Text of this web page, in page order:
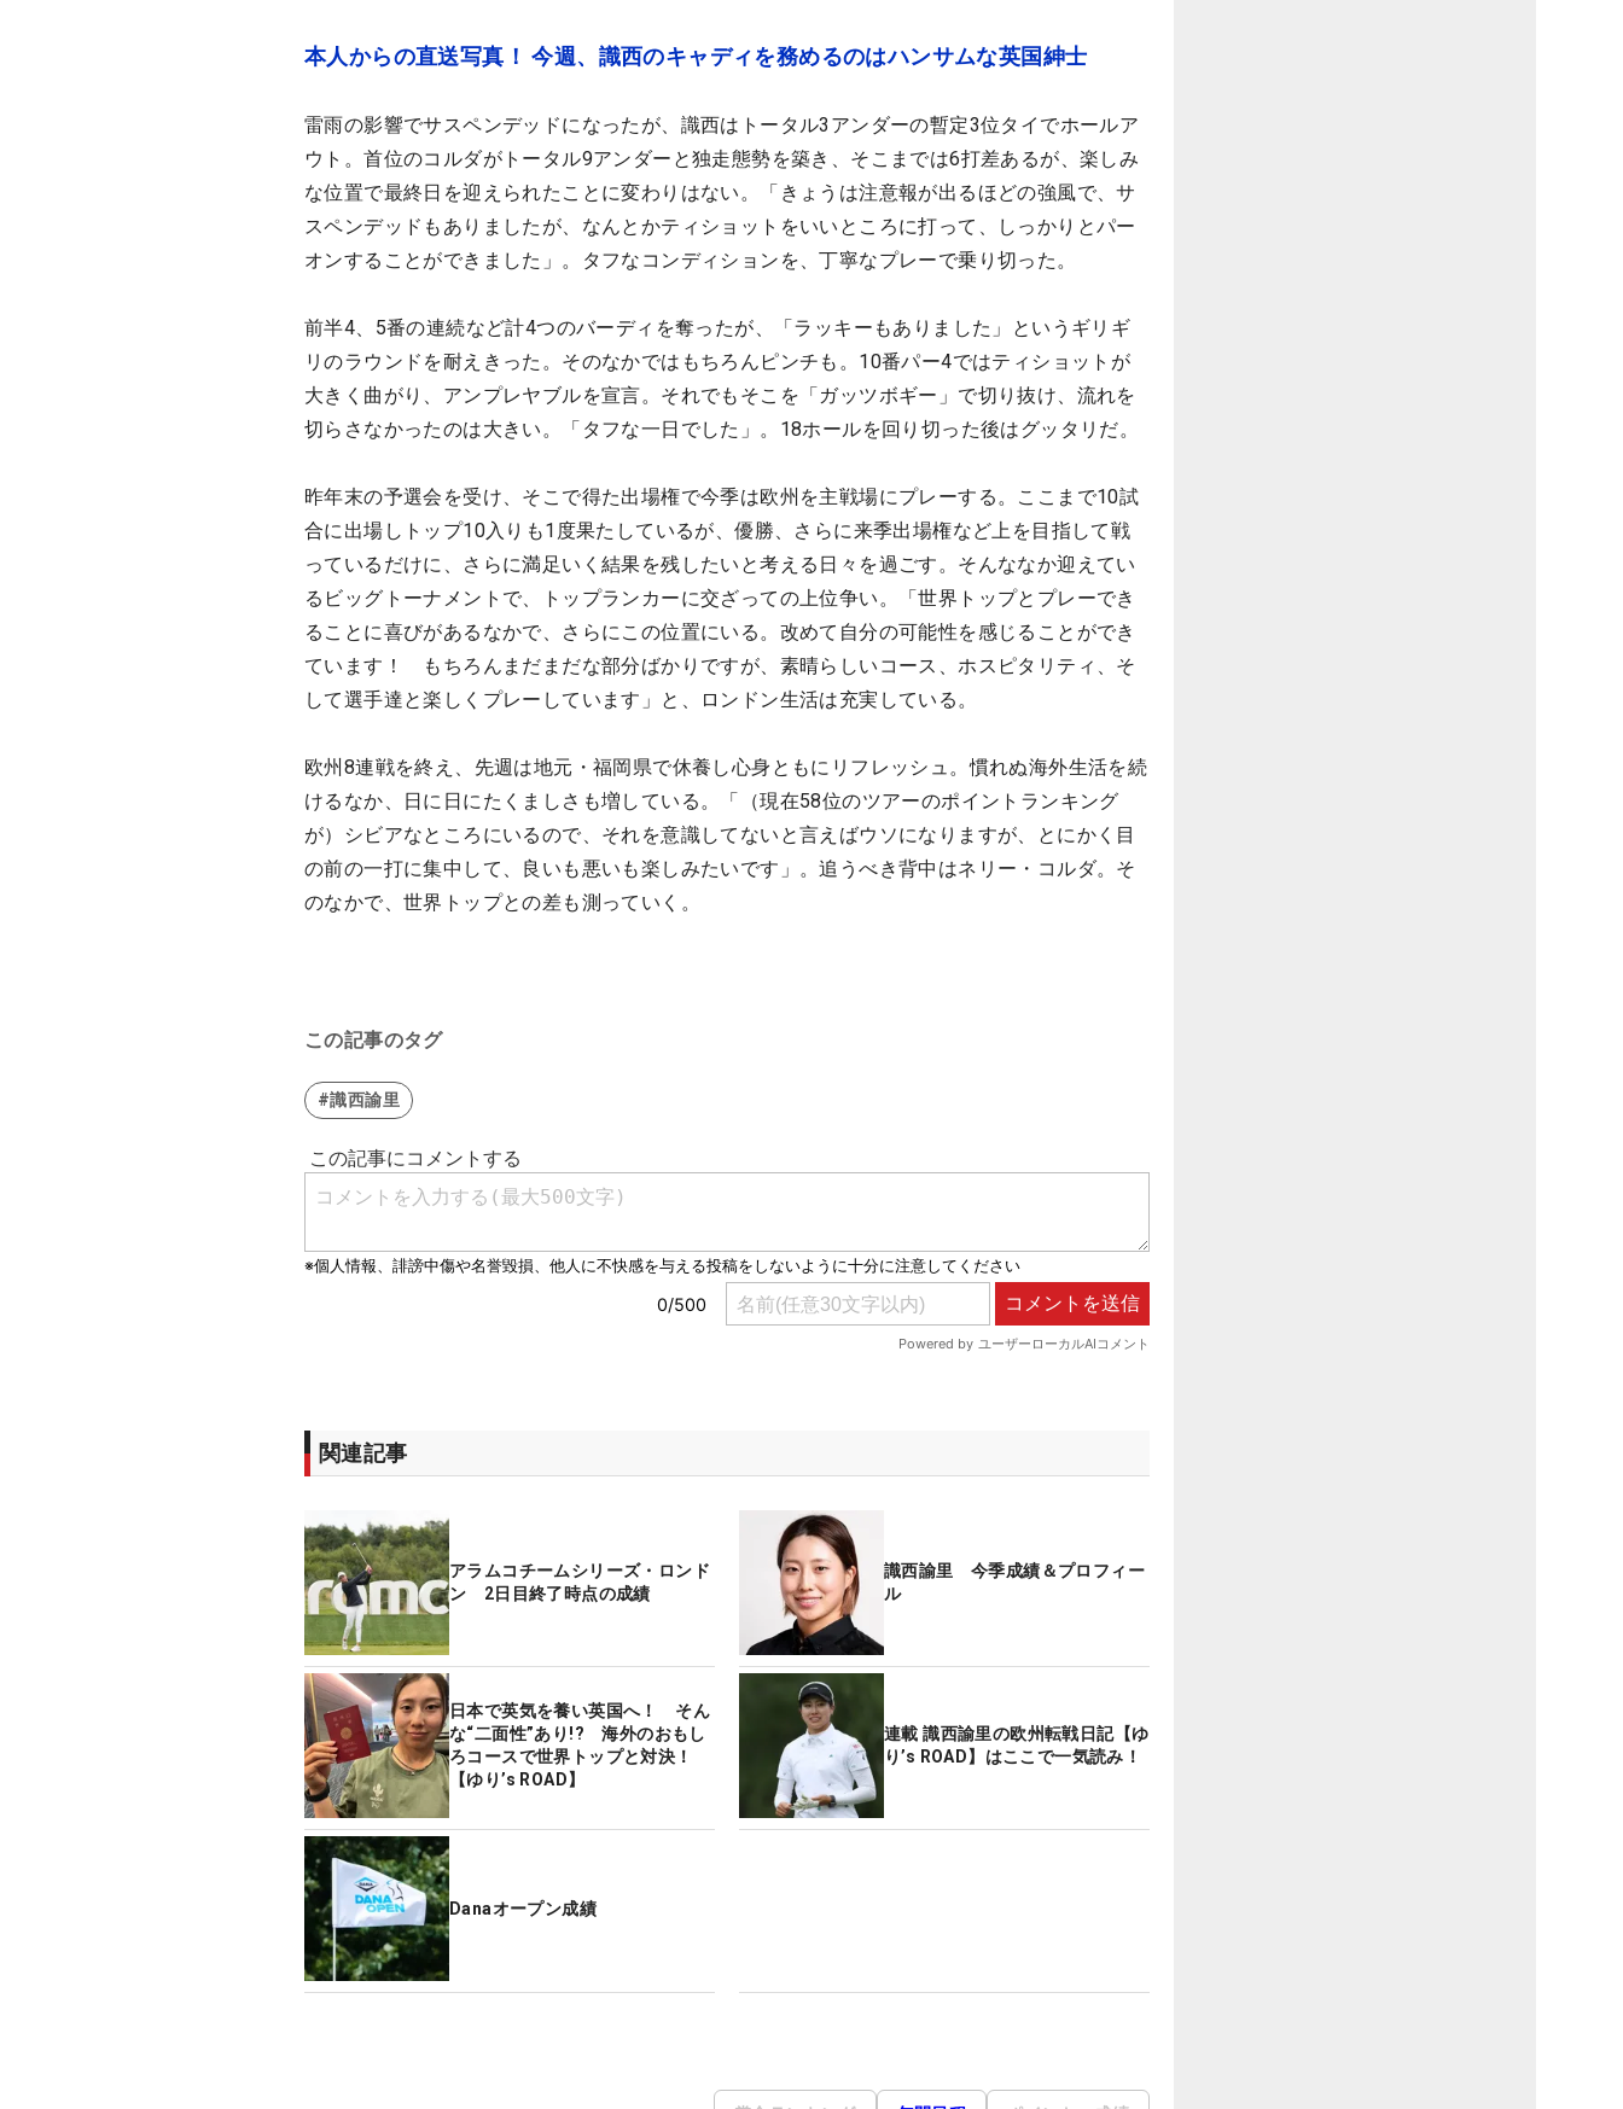
本人からの直送写真！ 今週、識西のキャディを務めるのはハンサムな英国紳士
雷雨の影響でサスペンデッドになったが、識西はトータル3アンダーの暫定3位タイでホールア
ウト。首位のコルダがトータル9アンダーと独走態勢を築き、そこまでは6打差あるが、楽しみ
な位置で最終日を迎えられたことに変わりはない。「きょうは注意報が出るほどの強風で、サ
スペンデッドもありましたが、なんとかティショットをいいところに打って、しっかりとパー
オンすることができました」。タフなコンディションを、丁寧なプレーで乗り切った。
前半4、5番の連続など計4つのバーディを奪ったが、「ラッキーもありました」というギリギ
リのラウンドを耐えきった。そのなかではもちろんピンチも。10番パー4ではティショットが
大きく曲がり、アンプレヤブルを宣言。それでもそこを「ガッツボギー」で切り抜け、流れを
切らさなかったのは大きい。「タフな一日でした」。18ホールを回り切った後はグッタリだ。
昨年末の予選会を受け、そこで得た出場権で今季は欧州を主戦場にプレーする。ここまで10試
合に出場しトップ10入りも1度果たしているが、優勝、さらに来季出場権など上を目指して戦
っているだけに、さらに満足いく結果を残したいと考える日々を過ごす。そんななか迎えてい
るビッグトーナメントで、トップランカーに交ざっての上位争い。「世界トップとプレーでき
ることに喜びがあるなかで、さらにこの位置にいる。改めて自分の可能性を感じることができ
ています！ もちろんまだまだな部分ばかりですが、素晴らしいコース、ホスピタリティ、そ
して選手達と楽しくプレーしています」と、ロンドン生活は充実している。
欧州8連戦を終え、先週は地元・福岡県で休養し心身ともにリフレッシュ。慣れぬ海外生活を続
けるなか、日に日にたくましさも増している。「（現在58位のツアーのポイントランキング
が）シビアなところにいるので、それを意識してないと言えばウソになりますが、とにかく目
の前の一打に集中して、良いも悪いも楽しみたいです」。追うべき背中はネリー・コルダ。そ
のなかで、世界トップとの差も測っていく。
この記事のタグ
#識西諭里
関連記事
アラムコチームシリーズ・ロンド
ン 2日目終了時点の成績
識西諭里 今季成績＆プロフィー
ル
日本で英気を養い英国へ！ そん
な“二面性”あり!? 海外のおもし
ろコースで世界トップと対決！
【ゆり’s ROAD】
連載 識西諭里の欧州転戦日記【ゆ
り’s ROAD】はここで一気読み！
Danaオープン成績